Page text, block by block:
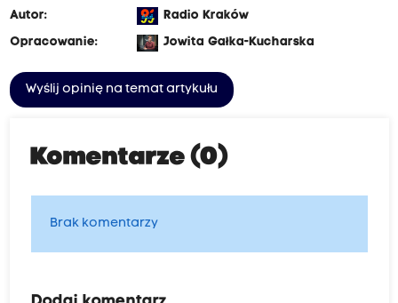
Autor:
Radio Kraków
Opracowanie:
Jowita Gałka-Kucharska
Wyślij opinię na temat artykułu
Komentarze (0)
Brak komentarzy